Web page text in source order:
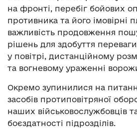
на фронті, перебіг бойових
противника та його імовірні
важливість продовження
рішень для здобуття
у повітрі, дистанційному
та вогневому ураженні
Окремо зупинилися на
засобів протиповітряної
наших військовослужбовців
боєздатності підрозділів.